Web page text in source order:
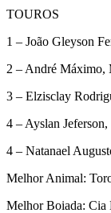
TOUROS
1 – João Gleyson
2 – André Máximo,
3 – Elzisclay
4 – Ayslan
4 – Natanael
Melhor Animal:
Melhor Boiada: Cia